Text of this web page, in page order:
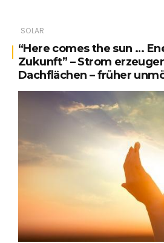
SOLAR
“Here comes the sun …
Zukunft” – Strom
Dachflächen – früher